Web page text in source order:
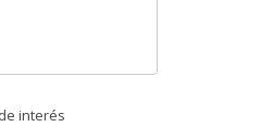
interés